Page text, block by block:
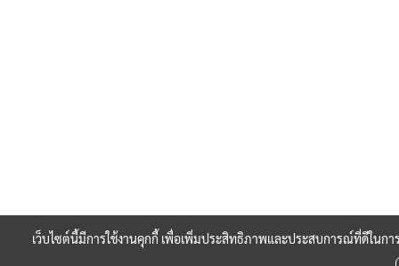
เว็บไซต์นี้มีการใช้งานคุกกี้ เพื่อเพิ่มประสิทธิภาพและประสบการณ์ที่ดีในก